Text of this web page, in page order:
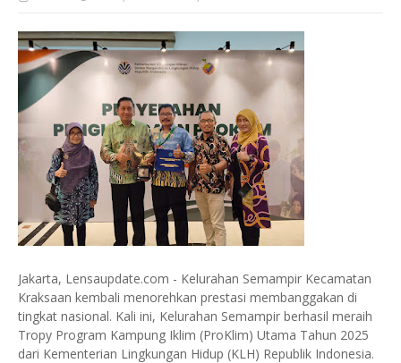
Jakarta, Lensaupdate.com - Kelurahan Semampir Kecamatan
Kraksaan kembali menorehkan prestasi membanggakan di
tingkat nasional. Kali ini, Kelurahan Semampir berhasil meraih
Tropy Program Kampung Iklim (ProKlim) Utama Tahun 2025
dari Kementerian Lingkungan Hidup (KLH) Republik Indonesia.